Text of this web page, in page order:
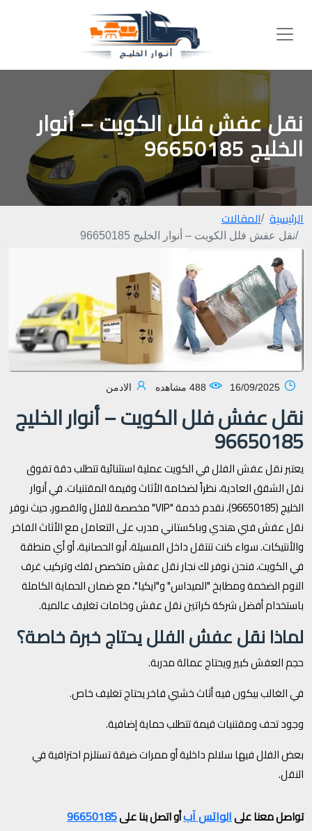
نقل عفش فلل الكويت – أنوار
الخليج 96650185
الرئيسية المقالات
نقل عفش فلل الكويت – أنوار الخليج 96650185
الادمن
نقل عفش فلل الكويت – أنوار الخليج
96650185
يعتبر نقل عفش الفلل في الكويت عملية استثنائية تتطلب دقة تفوق
نقل الشقق العادية، نظراً لضخامة الأثاث وقيمة المقتنيات. في أنوار
الخليج (96650185)، نقدم خدمة "VIP" مخصصة للفلل والقصور، حيث نوفر
نقل عفش فني هندي وباكستاني مدرب على التعامل مع الأثاث الفاخر
والأنتيكات. سواء كنت تنتقل داخل المسيلة، أبو الحصانية، أو أي منطقة
في الكويت، فنحن نوفر لك نجار نقل عفش متخصص لفك وتركيب غرف
النوم الضخمة ومطابخ "الميداس" و"ايكيا"، مع ضمان الحماية الكاملة
باستخدام أفضل شركة كراتين نقل عفش وخامات تغليف عالمية.
لماذا نقل عفش الفلل يحتاج خبرة خاصة؟
حجم العفش كبير ويحتاج عمالة مدربة.
في الغالب بيكون فيه أثاث خشبي فاخر يحتاج تغليف خاص.
وجود تحف ومقتنيات قيمة تتطلب حماية إضافية.
بعض الفلل فيها سلالم داخلية أو ممرات ضيقة تستلزم احترافية في
النقل.
تواصل معنا علىالواتس آبأو اتصل بنا على96650185